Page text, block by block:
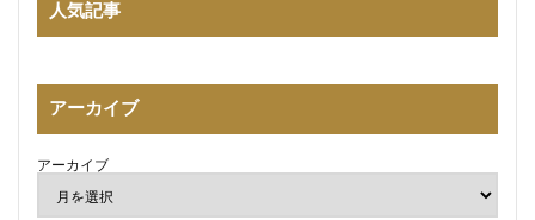
人気記事
アーカイブ
アーカイブ